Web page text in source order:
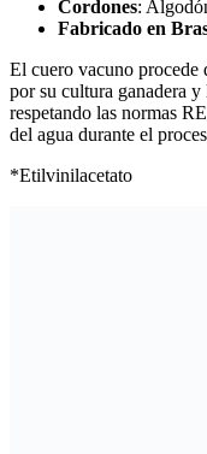
Cordones:
Fabricado en
El cuero vacuno procede
por su cultura ganadera
respetando las normas
del agua durante el
*Etilvinilacetato